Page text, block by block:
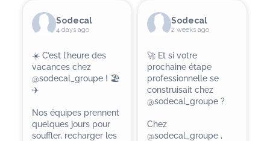
Sodecal
4 days ago
☀️ C’est l’heure des
vacances chez
@sodecal_groupe ! 🏖️
✈️
Nos équipes prennent
quelques jours pour
souffler, recharger les
Sodecal
2 weeks ago
🚀 Et si votre
prochaine étape
professionnelle se
construisait chez
@sodecal_groupe ?
Chez
@sodecal_groupe ,